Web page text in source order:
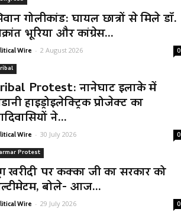
गोलीकांड: घायल छात्रों से मिले डॉ.
भूरिया और कांग्रेस...
Wire - 2 August 2026 0
Protest: नानेघाट इलाके में
हाइड्रोइलेक्ट्रिक प्रोजेक्ट का
ने...
Wire - 30 July 2026 0
Protest
खरीदी पर कक्का जी का सरकार को
बोले- आज...
Wire - 29 July 2026 0